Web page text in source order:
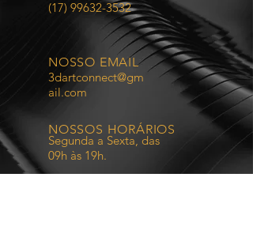
(17) 99632-3532
NOSSO EMAIL
3dartconnect@gm
ail.com
NOSSOS HORÁRIOS
Segunda a Sexta, das
09h às 19h.